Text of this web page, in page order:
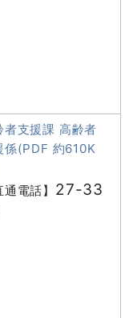
者支援課 高齢者
係(PDF 約610K
通電話】 27-33